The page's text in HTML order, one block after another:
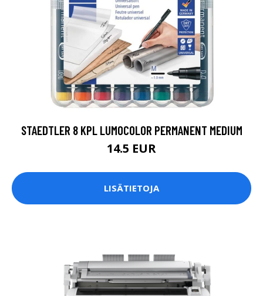
STAEDTLER 8 KPL LUMOCOLOR PERMANENT MEDIUM
14.5 EUR
LISÄTIETOJA